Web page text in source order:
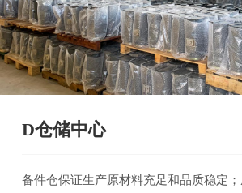
D仓储中心
备件仓保证生产原材料充足和品质稳定